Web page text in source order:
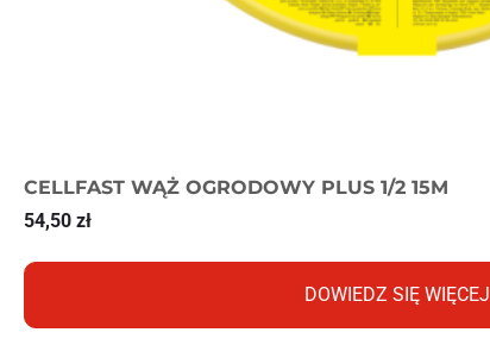
CELLFAST WĄŻ OGRODOWY PLUS 1/2 15M
54,50 zł
DOWIEDZ SIĘ WIĘCEJ